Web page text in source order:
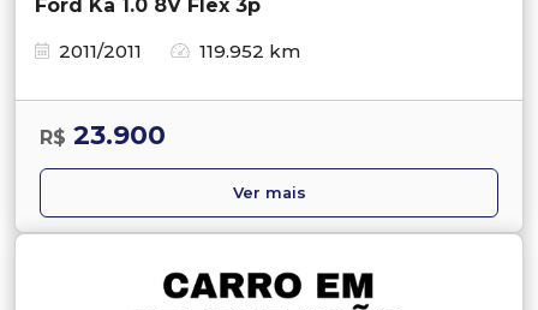
Ford Ka 1.0 8V Flex 3p
2011/2011
119.952 km
R$ 23.900
Ver mais